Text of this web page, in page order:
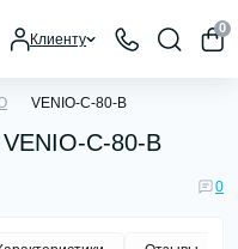
Клиенту
0
VENIO-С-80-В
VENIO-С-80-В
0